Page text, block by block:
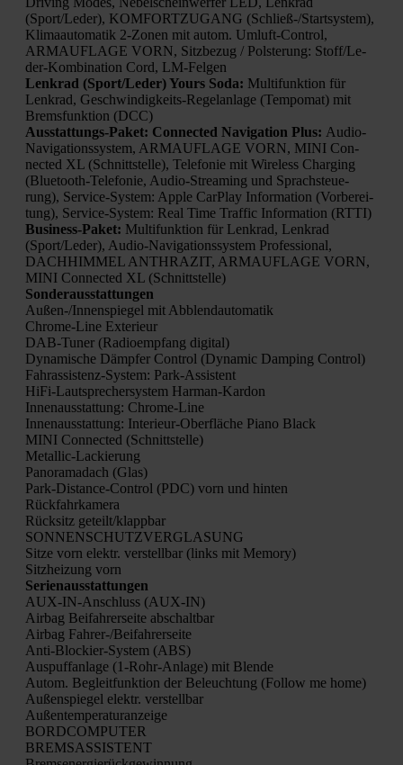
(Sport/Leder), KOMFORTZUGANG (Schließ-/Start­sys­tem),
Kli­ma­au­to­ma­tik 2‑Zonen mit autom. Umluft-Con­trol,
ARMAUFLAGE VORN, Sitz­be­zug / Pols­te­rung: Stof­f/­Le­
der-Kom­bi­na­ti­on Cord, LM-Fel­gen
Lenk­rad (Sport/Leder) Yours Soda: Mul­ti­funk­ti­on für
Lenk­rad, Geschwin­dig­keits-Regel­an­la­ge (Tem­po­mat) mit
Brems­funk­ti­on (DCC)
Aus­stat­tungs-Paket: Con­nec­ted Navi­ga­ti­on Plus: Audio-
Navi­ga­ti­ons­sys­tem, ARMAUFLAGE VORN, MINI Con­
nec­ted XL (Schnitt­stel­le), Tele­fo­nie mit Wire­less Char­ging
(Blue­tooth-Tele­fo­nie, Audio-Strea­ming und Sprach­steue­
rung), Ser­vice-Sys­tem: Apple Car­Play Infor­ma­ti­on (Vor­be­rei­
tung), Ser­vice-Sys­tem: Real Time Traf­fic Infor­ma­ti­on (RTTI)
Busi­ness-Paket: Mul­ti­funk­ti­on für Lenk­rad, Lenk­rad
(Sport/Leder), Audio-Navi­ga­ti­ons­sys­tem Pro­fes­sio­nal,
DACHHIMMEL ANTHRAZIT, ARMAUFLAGE VORN,
MINI Con­nec­ted XL (Schnitt­stel­le)
Son­der­aus­stat­tun­gen
Außen-/In­nen­spie­gel mit Abblend­au­to­ma­tik
Chro­me-Line Exte­ri­eur
DAB-Tuner (Radio­emp­fang digi­tal)
Dyna­mi­sche Dämp­fer Con­trol (Dyna­mic Dam­ping Con­trol)
Fahr­as­sis­tenz-Sys­tem: Park-Assis­tent
HiFi-Laut­spre­cher­sys­tem Har­man-Kar­don
Innen­aus­stat­tung: Chro­me-Line
Innen­aus­stat­tung: Inte­ri­eur-Ober­flä­che Pia­no Black
MINI Con­nec­ted (Schnitt­stel­le)
Metal­lic-Lackie­rung
Pan­ora­ma­dach (Glas)
Park-Distance-Con­trol (PDC) vorn und hin­ten
Rück­fahr­ka­me­ra
Rück­sitz geteilt/klappbar
SONNENSCHUTZVERGLASUNG
Sit­ze vorn elektr. ver­stell­bar (links mit Memo­ry)
Sitz­hei­zung vorn
Seri­en­aus­stat­tun­gen
AUX-IN-Anschluss (AUX-IN)
Air­bag Bei­fah­rer­sei­te abschalt­bar
Air­bag Fah­rer-/Bei­fah­rer­sei­te
Anti-Blo­ckier-Sys­tem (ABS)
Aus­puff­an­la­ge (1‑Rohr-Anla­ge) mit Blen­de
Autom. Begleit­funk­ti­on der Beleuch­tung (Fol­low me home)
Außen­spie­gel elektr. ver­stell­bar
Außen­tem­pe­ra­tur­an­zei­ge
BORDCOMPUTER
BREMSASSISTENT